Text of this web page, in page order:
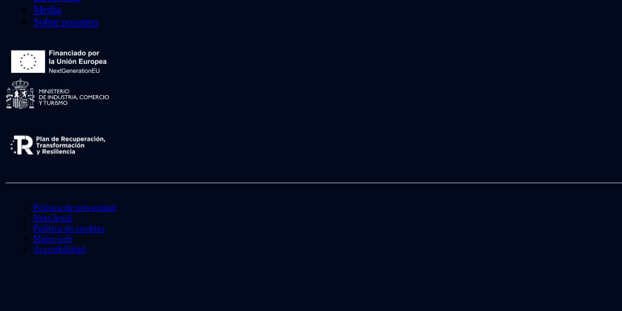
Media
Sobre nosotros
Política de privacidad
Nota legal
Política de cookies
Mapa web
Accesibilidad